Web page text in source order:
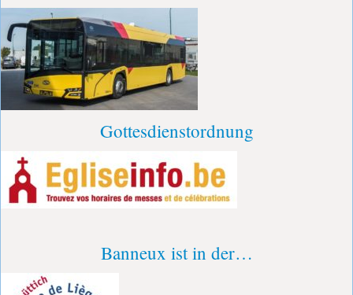
Gottesdienstordnung
Banneux ist in der…